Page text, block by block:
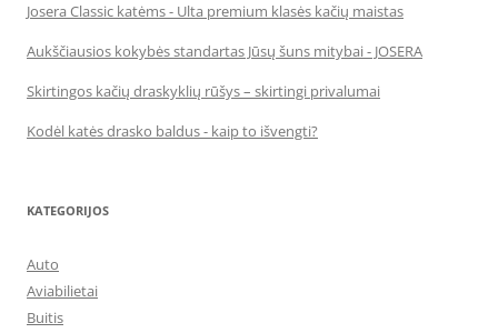
Josera Classic katėms - Ulta premium klasės kačių maistas
Aukščiausios kokybės standartas Jūsų šuns mitybai - JOSERA
Skirtingos kačių draskyklių rūšys – skirtingi privalumai
Kodėl katės drasko baldus - kaip to išvengti?
KATEGORIJOS
Auto
Aviabilietai
Buitis